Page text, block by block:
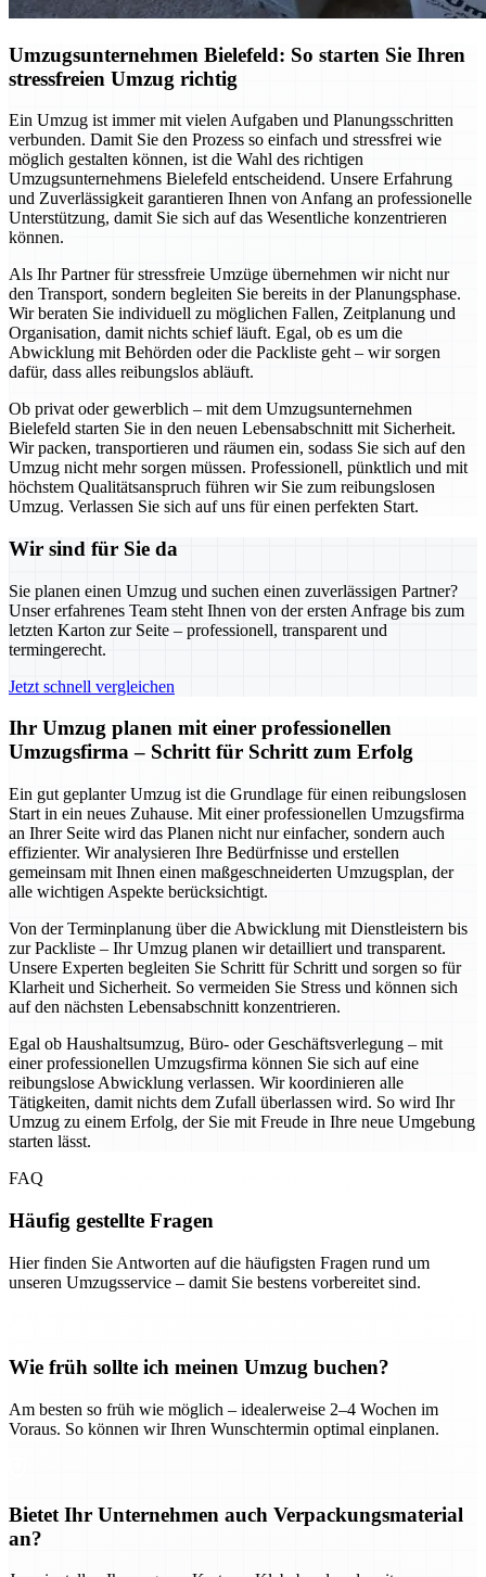
Umzugsunternehmen Bielefeld: So starten Sie Ihren
stressfreien Umzug richtig
Ein Umzug ist immer mit vielen Aufgaben und Planungsschritten
verbunden. Damit Sie den Prozess so einfach und stressfrei wie
möglich gestalten können, ist die Wahl des richtigen
Umzugsunternehmens Bielefeld entscheidend. Unsere Erfahrung
und Zuverlässigkeit garantieren Ihnen von Anfang an professionelle
Unterstützung, damit Sie sich auf das Wesentliche konzentrieren
können.
Als Ihr Partner für stressfreie Umzüge übernehmen wir nicht nur
den Transport, sondern begleiten Sie bereits in der Planungsphase.
Wir beraten Sie individuell zu möglichen Fallen, Zeitplanung und
Organisation, damit nichts schief läuft. Egal, ob es um die
Abwicklung mit Behörden oder die Packliste geht – wir sorgen
dafür, dass alles reibungslos abläuft.
Ob privat oder gewerblich – mit dem Umzugsunternehmen
Bielefeld starten Sie in den neuen Lebensabschnitt mit Sicherheit.
Wir packen, transportieren und räumen ein, sodass Sie sich auf den
Umzug nicht mehr sorgen müssen. Professionell, pünktlich und mit
höchstem Qualitätsanspruch führen wir Sie zum reibungslosen
Umzug. Verlassen Sie sich auf uns für einen perfekten Start.
Wir sind für Sie da
Sie planen einen Umzug und suchen einen zuverlässigen Partner?
Unser erfahrenes Team steht Ihnen von der ersten Anfrage bis zum
letzten Karton zur Seite – professionell, transparent und
termingerecht.
Jetzt schnell vergleichen
Ihr Umzug planen mit einer professionellen
Umzugsfirma – Schritt für Schritt zum Erfolg
Ein gut geplanter Umzug ist die Grundlage für einen reibungslosen
Start in ein neues Zuhause. Mit einer professionellen Umzugsfirma
an Ihrer Seite wird das Planen nicht nur einfacher, sondern auch
effizienter. Wir analysieren Ihre Bedürfnisse und erstellen
gemeinsam mit Ihnen einen maßgeschneiderten Umzugsplan, der
alle wichtigen Aspekte berücksichtigt.
Von der Terminplanung über die Abwicklung mit Dienstleistern bis
zur Packliste – Ihr Umzug planen wir detailliert und transparent.
Unsere Experten begleiten Sie Schritt für Schritt und sorgen so für
Klarheit und Sicherheit. So vermeiden Sie Stress und können sich
auf den nächsten Lebensabschnitt konzentrieren.
Egal ob Haushaltsumzug, Büro- oder Geschäftsverlegung – mit
einer professionellen Umzugsfirma können Sie sich auf eine
reibungslose Abwicklung verlassen. Wir koordinieren alle
Tätigkeiten, damit nichts dem Zufall überlassen wird. So wird Ihr
Umzug zu einem Erfolg, der Sie mit Freude in Ihre neue Umgebung
starten lässt.
FAQ
Häufig gestellte Fragen
Hier finden Sie Antworten auf die häufigsten Fragen rund um
unseren Umzugsservice – damit Sie bestens vorbereitet sind.
Wie früh sollte ich meinen Umzug buchen?
Am besten so früh wie möglich – idealerweise 2–4 Wochen im
Voraus. So können wir Ihren Wunschtermin optimal einplanen.
Bietet Ihr Unternehmen auch Verpackungsmaterial
an?